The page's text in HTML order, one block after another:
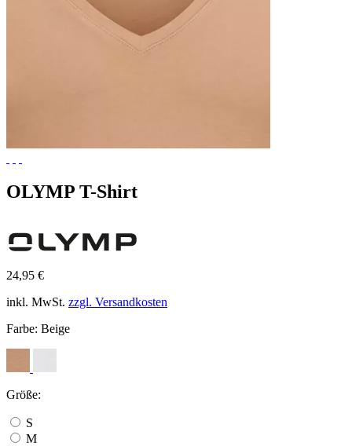
OLYMP T-Shirt
24,95 €
inkl. MwSt. zzgl. Versandkosten
Farbe: Beige
Größe:
S
M